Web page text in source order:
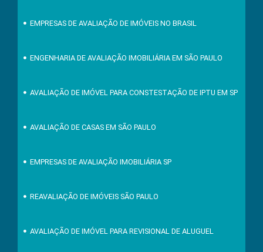
EMPRESAS DE AVALIAÇÃO DE IMÓVEIS NO BRASIL
ENGENHARIA DE AVALIAÇÃO IMOBILIÁRIA EM SÃO PAULO
AVALIAÇÃO DE IMÓVEL PARA CONSTESTAÇÃO DE IPTU EM SP
AVALIAÇÃO DE CASAS EM SÃO PAULO
EMPRESAS DE AVALIAÇÃO IMOBILIÁRIA SP
REAVALIAÇÃO DE IMÓVEIS SÃO PAULO
AVALIAÇÃO DE IMÓVEL PARA REVISIONAL DE ALUGUEL